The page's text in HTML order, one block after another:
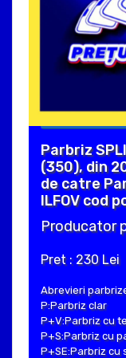
Parbriz
(350), din
de catre
ILFOV cod
Producator
Pret : 230 Lei
Abrevieri
P:Parbriz clar
P+V:Parbriz cu
P+S:Parbriz cu
P+SE:Parbriz cu